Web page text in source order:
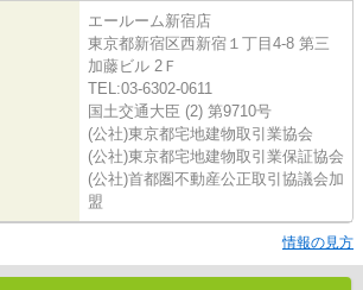
エールーム新宿店
東京都新宿区西新宿１丁目4-8 第三
加藤ビル 2Ｆ
TEL:03-6302-0611
国土交通大臣 (2) 第9710号
(公社)東京都宅地建物取引業協会
(公社)東京都宅地建物取引業保証協会
(公社)首都圏不動産公正取引協議会加
盟
情報の見方